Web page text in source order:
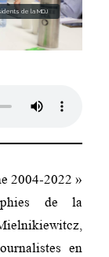
de la MDJ
2004-2022 »
de la
en